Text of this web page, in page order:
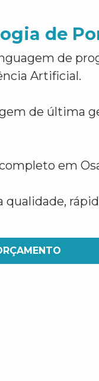
de
de
Artificial.
de última
em